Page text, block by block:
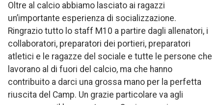
Oltre al calcio abbiamo lasciato ai ragazzi
un’importante esperienza di socializzazione.
Ringrazio tutto lo staff M10 a partire dagli allenatori, i
collaboratori, preparatori dei portieri, preparatori
atletici e le ragazze del sociale e tutte le persone che
lavorano al di fuori del calcio, ma che hanno
contribuito a darci una grossa mano per la perfetta
riuscita del Camp. Un grazie particolare va agli